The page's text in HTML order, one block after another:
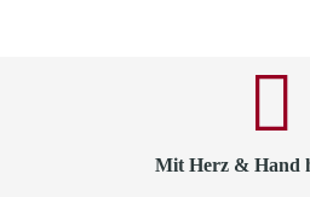
Mit Herz & Hand